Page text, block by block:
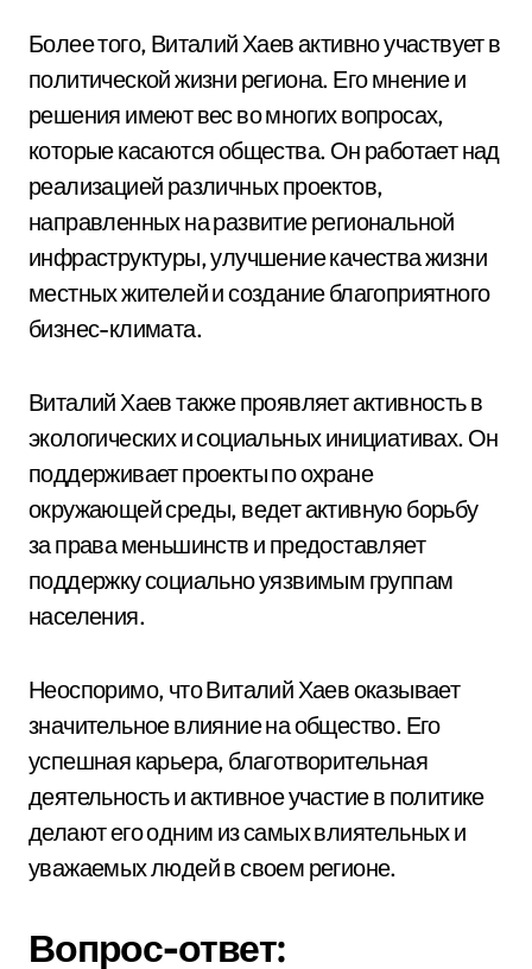
Более того, Виталий Хаев активно участвует в
политической жизни региона. Его мнение и
решения имеют вес во многих вопросах,
которые касаются общества. Он работает над
реализацией различных проектов,
направленных на развитие региональной
инфраструктуры, улучшение качества жизни
местных жителей и создание благоприятного
бизнес-климата.
Виталий Хаев также проявляет активность в
экологических и социальных инициативах. Он
поддерживает проекты по охране
окружающей среды, ведет активную борьбу
за права меньшинств и предоставляет
поддержку социально уязвимым группам
населения.
Неоспоримо, что Виталий Хаев оказывает
значительное влияние на общество. Его
успешная карьера, благотворительная
деятельность и активное участие в политике
делают его одним из самых влиятельных и
уважаемых людей в своем регионе.
Вопрос-ответ: